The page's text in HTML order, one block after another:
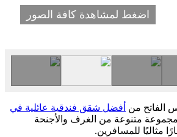
اضغط لمشاهدة كافة الصور
الفاتح من أفضل شقق فندقية عائلية في
مجموعة متنوعة من الغرف والأجنحة
مثاليًا للمسافرين.